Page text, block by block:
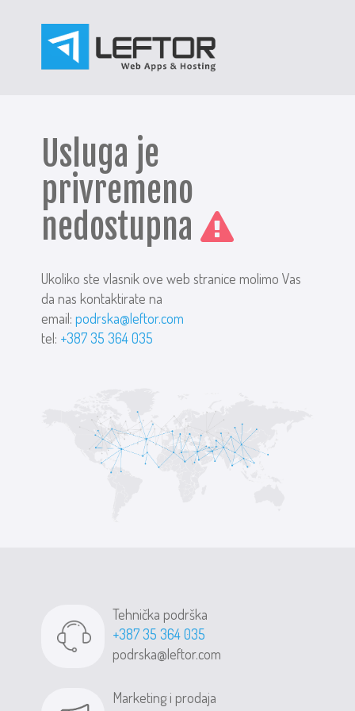
Usluga je
privremeno
nedostupna
Ukoliko ste vlasnik ove web stranice molimo Vas
da nas kontaktirate na
email:podrska@leftor.com
tel: +387 35 364 035
Tehnička podrška
+387 35 364 035
podrska@leftor.com
Marketing i prodaja